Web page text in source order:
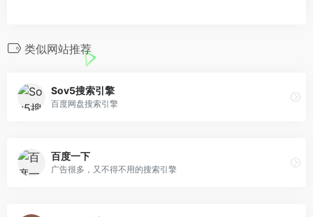
类似网站推荐
Sov5搜索引擎
百度网盘搜索引擎
百度一下
广告很多，又不得不用的搜索引擎